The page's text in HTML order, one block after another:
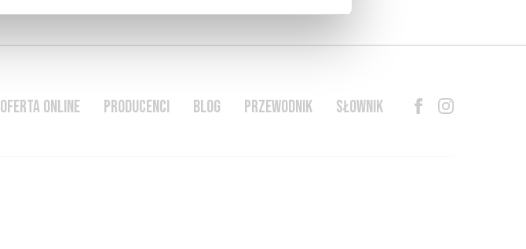
OFERTA ONLINE PRODUCENCI BLOG PRZEWODNIK SŁOWNIK